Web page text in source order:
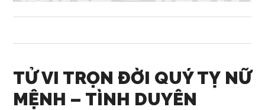
TỬ VI TRỌN ĐỜI QUÝ TỴ NỮ
MỆNH – TÌNH DUYÊN